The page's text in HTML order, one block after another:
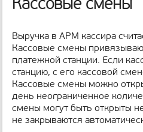
д
н
н
ы
е
с
т
р
а
н
Кассовые смены
Выручка в АРМ кассира
Кассовые смены
платежной станции. Если
станцию, с его кассовой
Кассовые смены можно
день неограниченное
смены могут быть открыты
не закрываются